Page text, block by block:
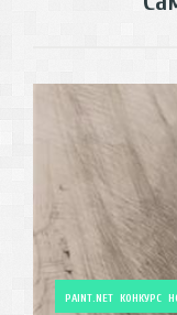
PAINT.NET КОНКУРС